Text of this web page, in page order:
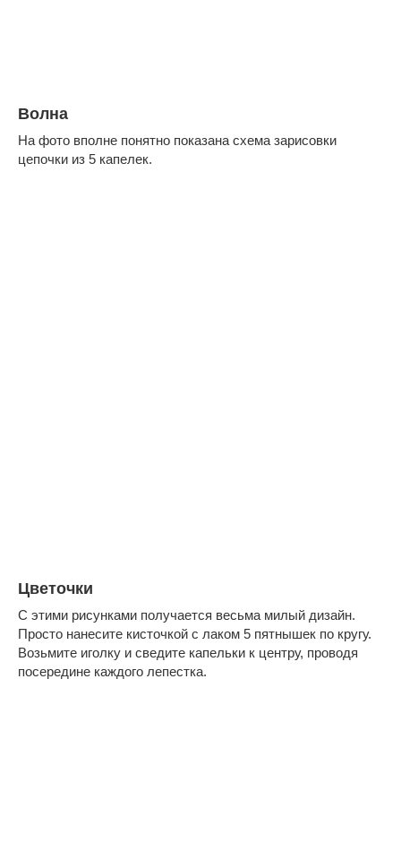
Волна
На фото вполне понятно показана схема зарисовки
цепочки из 5 капелек.
Цветочки
С этими рисунками получается весьма милый дизайн.
Просто нанесите кисточкой с лаком 5 пятнышек по кругу.
Возьмите иголку и сведите капельки к центру, проводя
посередине каждого лепестка.